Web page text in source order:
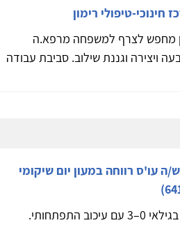
טיפולי רימון
מחפש לצרף למשפחה מרפא.ה
ויצירה וגננת שילוב. סביבת עבודה
ה עו'ס רווחה במעון יום שיקומי
המעון מיועד לילדים בגילאי 0–3 עם עיכוב התפתחותי.